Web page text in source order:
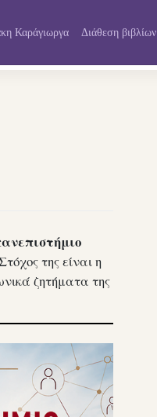
Καράγιωργα Διάθεση βιβλίων
της είναι η
ζητήματα της